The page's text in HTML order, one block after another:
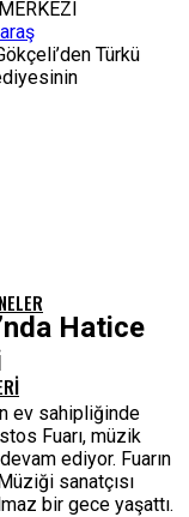
Hatice
ev sahipliğinde
Fuarı, müzik
ediyor. Fuarın
sanatçısı
bir gece yaşattı.